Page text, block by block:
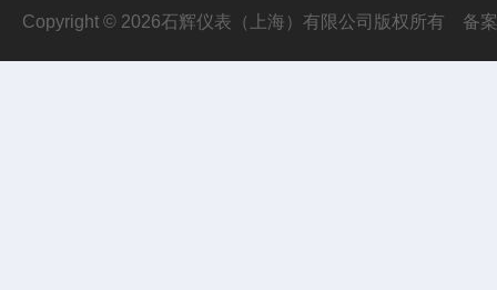
Copyright © 2026石辉仪表（上海）有限公司版权所有 备